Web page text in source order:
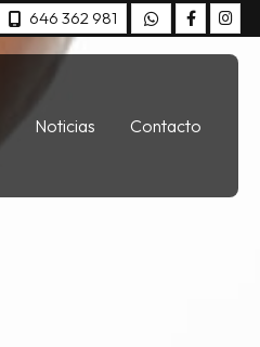
646 362 981
Noticias Contacto